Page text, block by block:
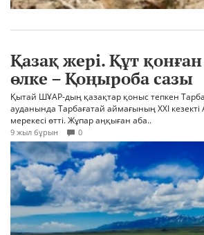
Қазақ жері. Құт
өлке – Қоңыроба сазы
Қытай ШҰАР-дың қазақтар қоныс тепкен
ауданында Тарбағатай аймағының ХХІ
мерекесі өтті. Жұпар аңқыған аба..
9 жыл бұрын 0